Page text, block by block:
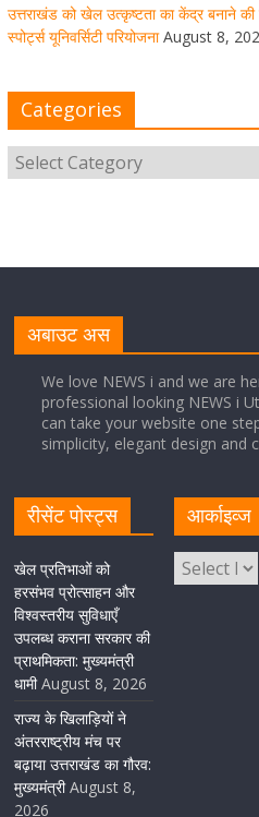
मुख्य सचिव ने कहा-
Cabinet Baithak:
तक मिलेगी मजदूरी,
केंद्रीय रेल मंत्री
अमृतसर–टनकपुर
उत्तराखंड को खेल उत्कृष्टता का केंद्र बनाने
स्पोर्ट्स यूनिवर्सिटी परियोजना August 8,
Categories
अबाउट अस
We love NEWS i and we are
professional looking NEWS i
can take your website one
simplicity, elegant design and
रीसेंट पोस्ट्स
खेल प्रतिभाओं को
हरसंभव प्रोत्साहन और
विश्वस्तरीय सुविधाएँ
उपलब्ध कराना सरकार की
प्राथमिकता: मुख्यमंत्री
धामी August 8, 2026
राज्य के खिलाड़ियों ने
अंतरराष्ट्रीय मंच पर
बढ़ाया उत्तराखंड का गौरव:
मुख्यमंत्री August 8,
2026
आर्काइव्ज